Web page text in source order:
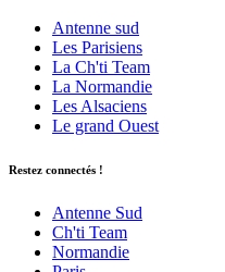
Antenne sud
Les Parisiens
La Ch'ti Team
La Normandie
Les Alsaciens
Le grand Ouest
Restez connectés !
Antenne Sud
Ch'ti Team
Normandie